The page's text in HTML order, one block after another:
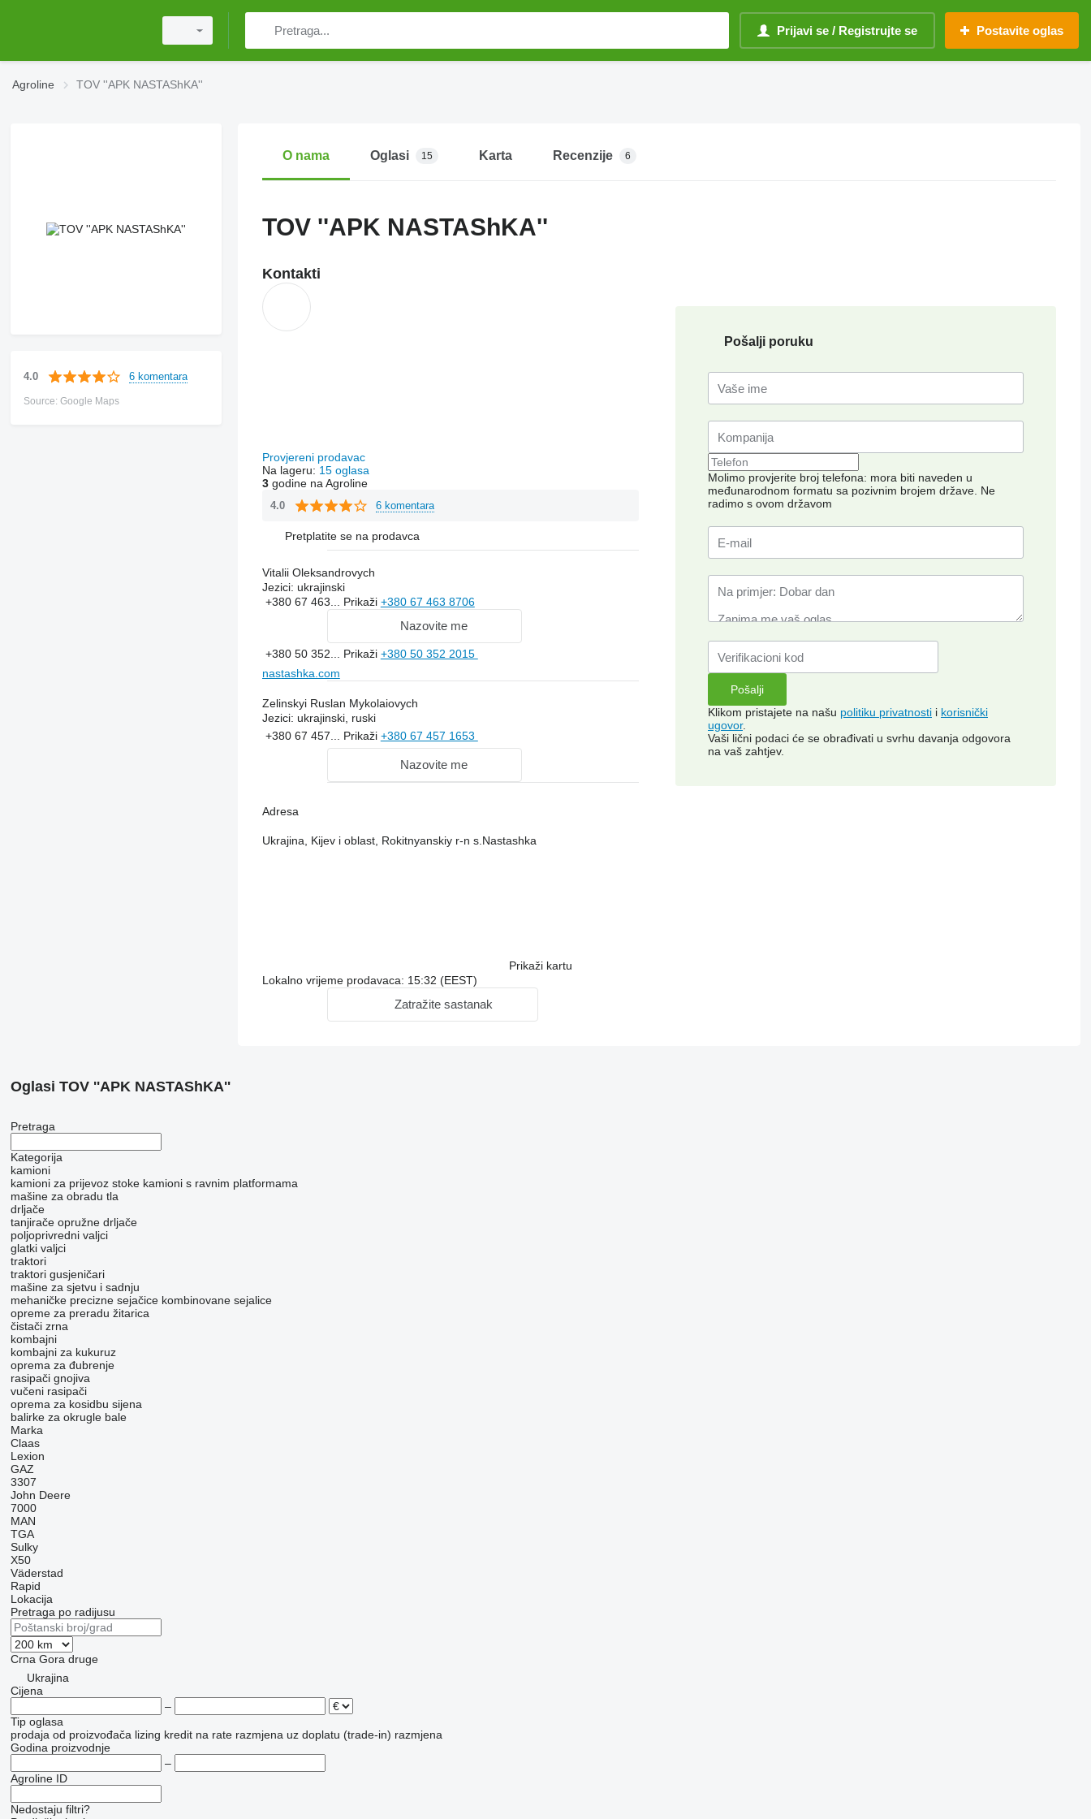
Prijavi se / Registrujte se Postavite oglas
Agroline TOV ''APK NASTAShKA''
4.0 6 komentara
Source: Google Maps
O nama Oglasi 15 Karta Recenzije 6
TOV ''APK NASTAShKA''
Kontakti
Provjereni prodavac
Na lageru: 15 oglasa
3godine na Agroline
4.0 6 komentara
Pretplatite se na prodavca
Vitalii Oleksandrovych
Jezici: ukrajinski
+380 67 463... Prikaži +380 67 463 8706
Nazovite me
+380 50 352... Prikaži +380 50 352 2015
nastashka.com
Zelinskyi Ruslan Mykolaiovych
Jezici: ukrajinski, ruski
+380 67 457... Prikaži +380 67 457 1653
Nazovite me
Adresa
Ukrajina, Kijev i oblast, Rokitnyanskiy r-n s.Nastashka
Prikaži kartu
Lokalno vrijeme prodavaca: 15:32 (EEST)
Zatražite sastanak
Pošalji poruku
Molimo provjerite broj telefona: mora biti naveden u
međunarodnom formatu sa pozivnim brojem države. Ne
radimo s ovom državom
Klikom pristajete na našu politiku privatnosti i korisnički
ugovor.
Vaši lični podaci će se obrađivati ​​u svrhu davanja odgovora
na vaš zahtjev.
Oglasi TOV ''APK NASTAShKA''
Pretraga
Kategorija
kamioni
kamioni za prijevoz stoke kamioni s ravnim platformama
mašine za obradu tla
drljače
tanjirače opružne drljače
poljoprivredni valjci
glatki valjci
traktori
traktori gusjeničari
mašine za sjetvu i sadnju
mehaničke precizne sejačice kombinovane sejalice
opreme za preradu žitarica
čistači zrna
kombajni
kombajni za kukuruz
oprema za đubrenje
rasipači gnojiva
vučeni rasipači
oprema za kosidbu sijena
balirke za okrugle bale
Marka
Claas
Lexion
GAZ
3307
John Deere
7000
MAN
TGA
Sulky
X50
Väderstad
Rapid
Lokacija
Pretraga po radijusu
Crna Gora druge
Ukrajina
Cijena
–
Tip oglasa
prodaja od proizvođača lizing kredit na rate razmjena uz doplatu (trade-in) razmjena
Godina proizvodnje
–
Agroline ID
Nedostaju filtri?